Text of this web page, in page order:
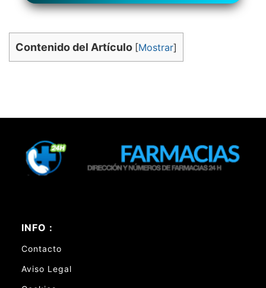
Contenido del Artículo [Mostrar]
INFO :
Contacto
Aviso Legal